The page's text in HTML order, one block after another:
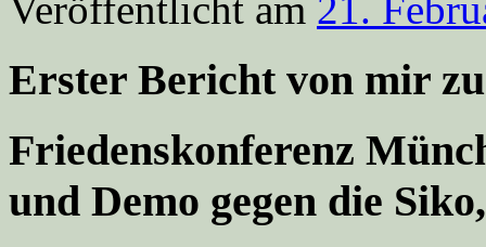
Erster Bericht von mir
Friedenskonferenz
und Demo gegen die